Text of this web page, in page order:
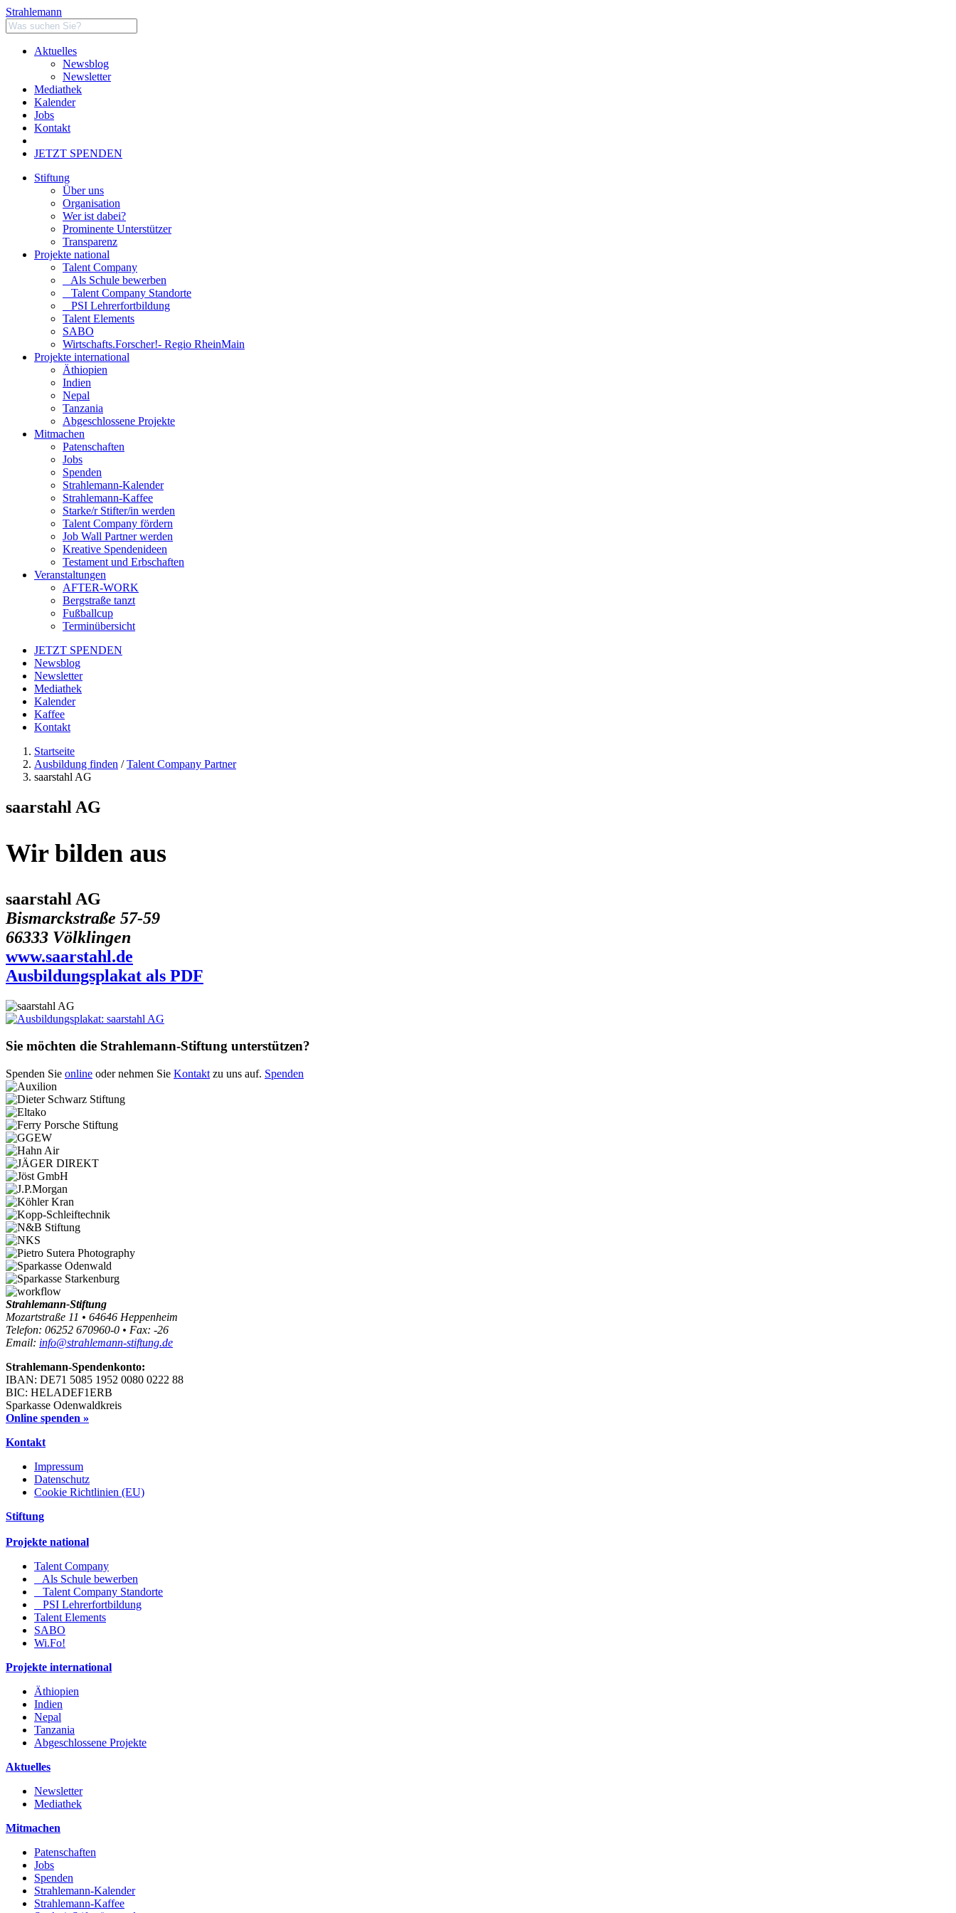
Strahlemann
Aktuelles
Newsblog
Newsletter
Mediathek
Kalender
Jobs
Kontakt
JETZT SPENDEN
Stiftung
Über uns
Organisation
Wer ist dabei?
Prominente Unterstützer
Transparenz
Projekte national
Talent Company
Als Schule bewerben
Talent Company Standorte
PSI Lehrerfortbildung
Talent Elements
SABO
Wirtschafts.Forscher!- Regio RheinMain
Projekte international
Äthiopien
Indien
Nepal
Tanzania
Abgeschlossene Projekte
Mitmachen
Patenschaften
Jobs
Spenden
Strahlemann-Kalender
Strahlemann-Kaffee
Starke/r Stifter/in werden
Talent Company fördern
Job Wall Partner werden
Kreative Spendenideen
Testament und Erbschaften
Veranstaltungen
AFTER-WORK
Bergstraße tanzt
Fußballcup
Terminübersicht
JETZT SPENDEN
Newsblog
Newsletter
Mediathek
Kalender
Kaffee
Kontakt
Startseite
Ausbildung finden /Talent Company Partner
saarstahl AG
saarstahl AG
Wir bilden aus
saarstahl AG
Bismarckstraße 57-59
66333 Völklingen
www.saarstahl.de
Ausbildungsplakat als PDF
Sie möchten die Strahlemann-Stiftung unterstützen?
Spenden Sie online oder nehmen Sie Kontakt zu uns auf. Spenden
Strahlemann-Stiftung
Mozartstraße 11 • 64646 Heppenheim
Telefon: 06252 670960-0 • Fax: -26
Email: info@strahlemann-stiftung.de
Strahlemann-Spendenkonto:
IBAN: DE71 5085 1952 0080 0222 88
BIC: HELADEF1ERB
Sparkasse Odenwaldkreis
Online spenden »
Kontakt
Impressum
Datenschutz
Cookie Richtlinien (EU)
Stiftung
Projekte national
Talent Company
Als Schule bewerben
Talent Company Standorte
PSI Lehrerfortbildung
Talent Elements
SABO
Wi.Fo!
Projekte international
Äthiopien
Indien
Nepal
Tanzania
Abgeschlossene Projekte
Aktuelles
Newsletter
Mediathek
Mitmachen
Patenschaften
Jobs
Spenden
Strahlemann-Kalender
Strahlemann-Kaffee